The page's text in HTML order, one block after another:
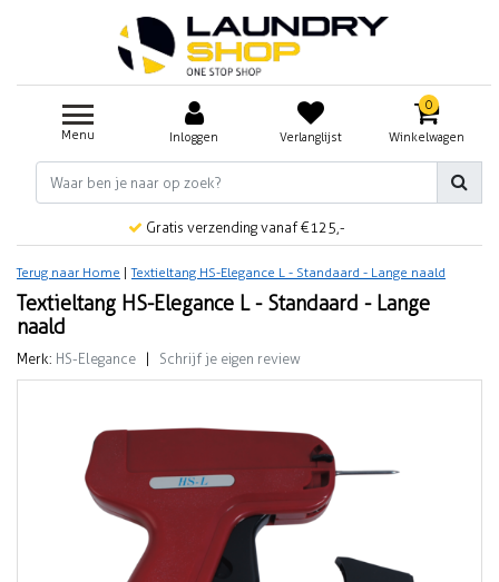
Menu Inloggen Verlanglijst
0
Winkelwagen
Gratis verzending vanaf €125,-
Terug naar Home |Textieltang HS-Elegance L - Standaard - Lange naald
Textieltang HS-Elegance L - Standaard - Lange
naald
Merk: HS-Elegance Schrijf je eigen review